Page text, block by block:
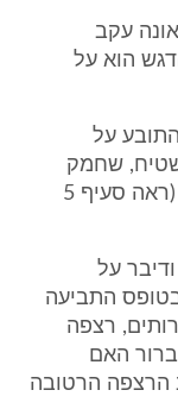
עקב
הוא על
על
שחמק
מתחת לרגליו עקב האריחים הרטובים (ראה סעיף 5
על
סעיף 7 לעיל). בטופס התביעה
רצפה
האם
הרצפה הרטובה